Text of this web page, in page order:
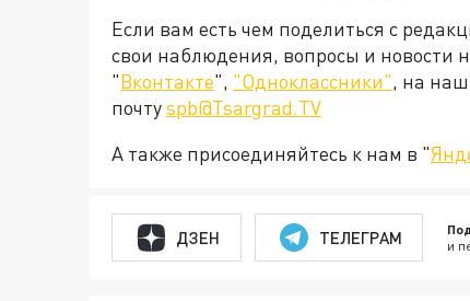
Если вам есть чем поделиться с
свои наблюдения, вопросы и новости
"Вконтакте", "Одноклассники", на наш
почтуspb@Tsargrad.TV
А также присоединяйтесь к нам в "
ДЗЕН ТЕЛЕГРАМ и